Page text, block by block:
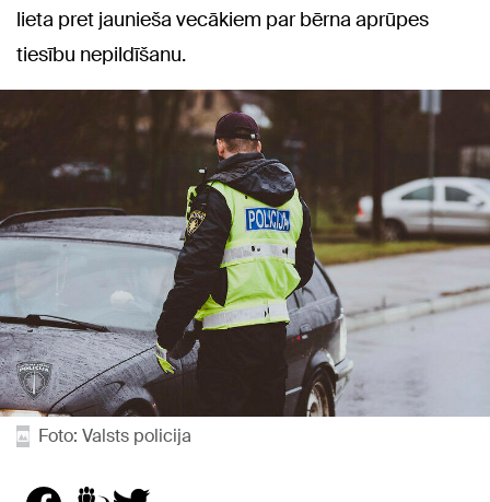
lieta pret jaunieša vecākiem par bērna aprūpes
tiesību nepildīšanu.
Foto: Valsts policija